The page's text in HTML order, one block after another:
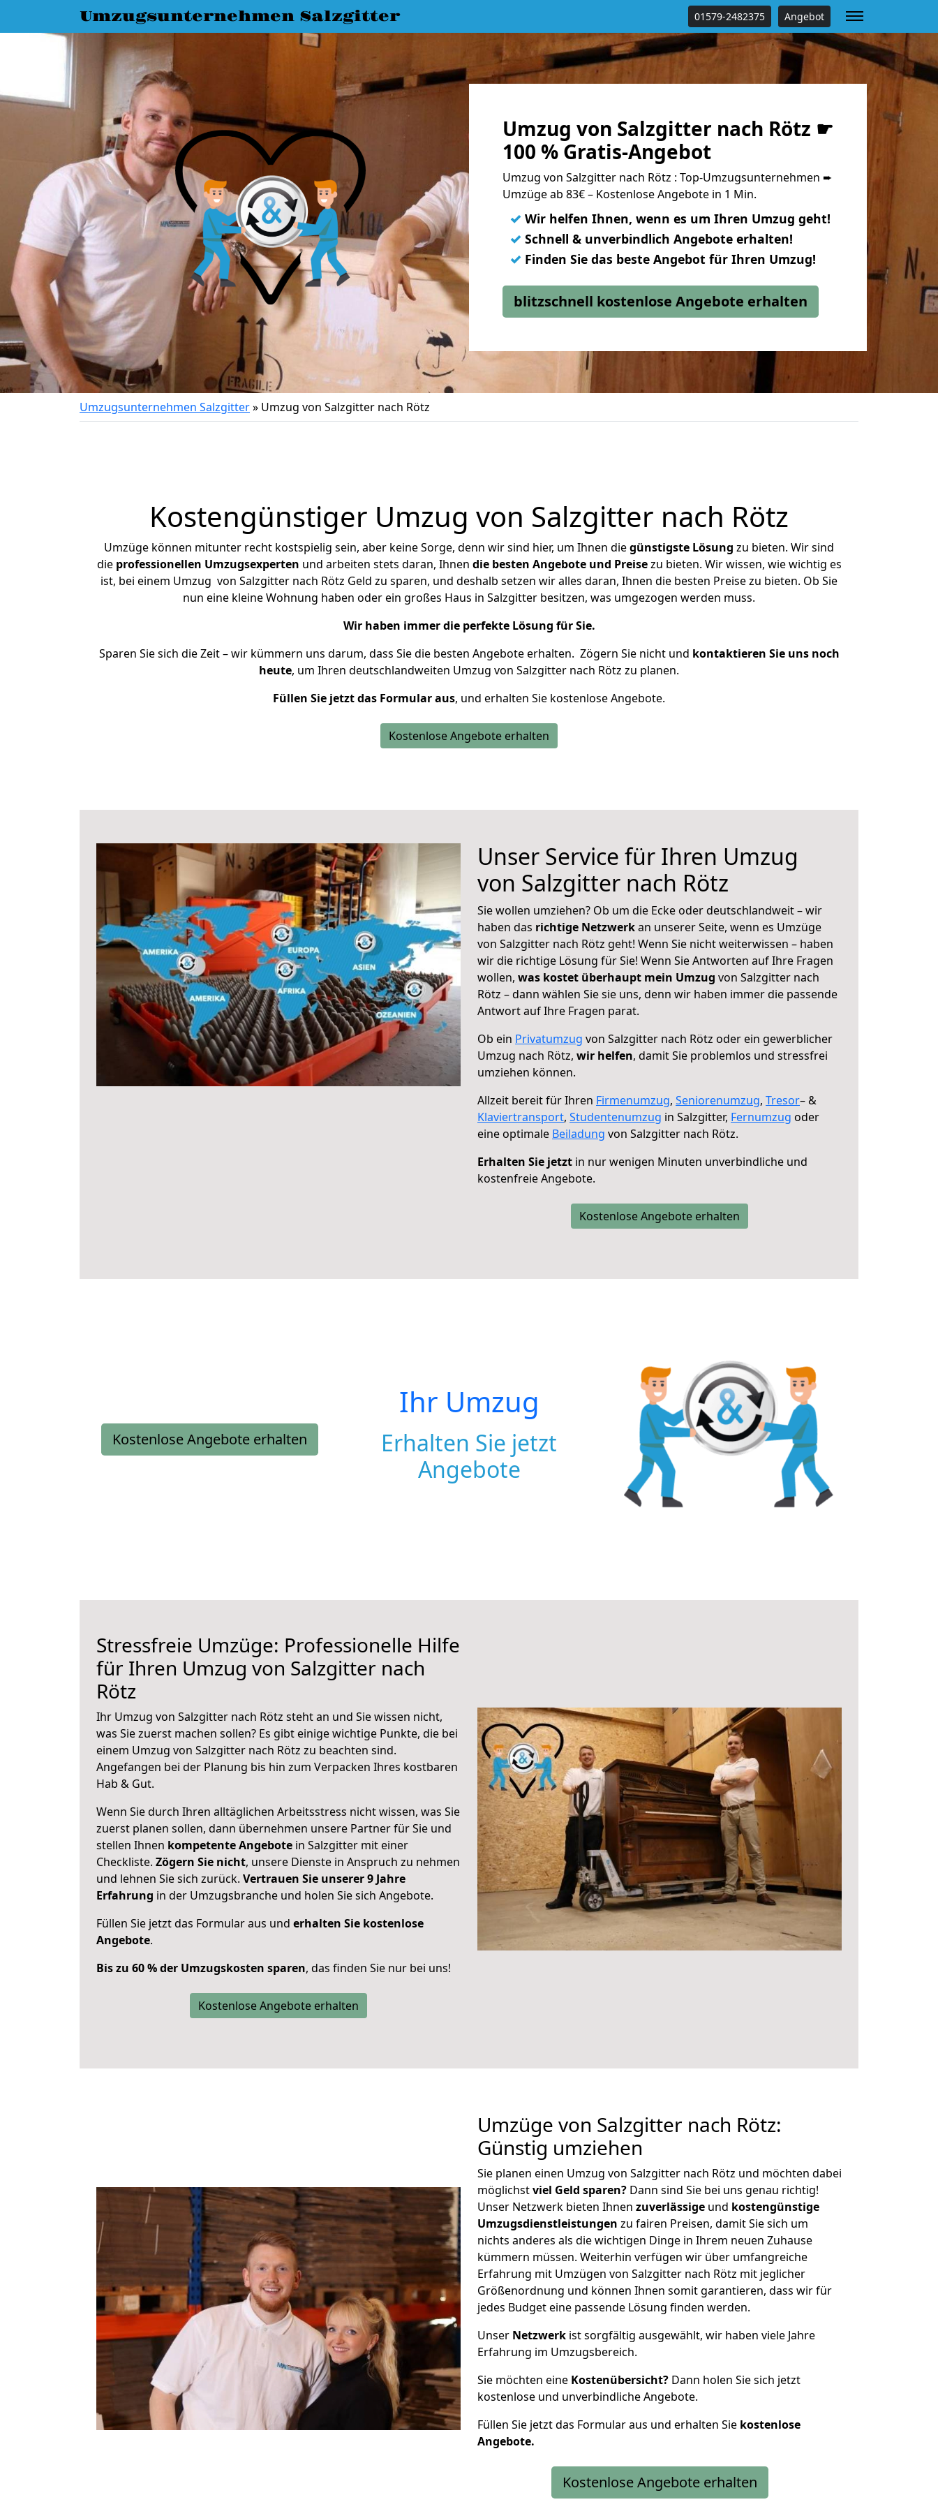
Umzugsunternehmen Salzgitter 01579-2482375 Angebot
Umzug von Salzgitter nach Rötz ☛
100 % Gratis-Angebot
Umzug von Salzgitter nach Rötz : Top-Umzugsunternehmen ➨
Umzüge ab 83€ – Kostenlose Angebote in 1 Min.
✓ Wir helfen Ihnen, wenn es um Ihren Umzug geht!
✓ Schnell & unverbindlich Angebote erhalten!
✓ Finden Sie das beste Angebot für Ihren Umzug!
blitzschnell kostenlose Angebote erhalten
Umzugsunternehmen Salzgitter» Umzug von Salzgitter nach Rötz
Kostengünstiger Umzug von Salzgitter nach Rötz
Umzüge können mitunter recht kostspielig sein, aber keine Sorge, denn wir sind hier, um Ihnen diegünstigste Lösung zu bieten. Wir sind
die professionellen Umzugsexperten und arbeiten stets daran, Ihnen die besten Angebote und Preisezu bieten. Wir wissen, wie wichtig es
ist, bei einem Umzug von Salzgitter nach Rötz Geld zu sparen, und deshalb setzen wir alles daran, Ihnen die besten Preise zu bieten. Ob Sie
nun eine kleine Wohnung haben oder ein großes Haus in Salzgitter besitzen, was umgezogen werden muss.
Wir haben immer die perfekte Lösung für Sie.
Sparen Sie sich die Zeit – wir kümmern uns darum, dass Sie die besten Angebote erhalten. Zögern Sie nicht und kontaktieren Sie uns noch
heute, um Ihren deutschlandweiten Umzug von Salzgitter nach Rötz zu planen.
Füllen Sie jetzt das Formular aus, und erhalten Sie kostenlose Angebote.
Kostenlose Angebote erhalten
Unser Service für Ihren Umzug
von Salzgitter nach Rötz
Sie wollen umziehen? Ob um die Ecke oder deutschlandweit – wir
haben das richtige Netzwerkan unserer Seite, wenn es Umzüge
von Salzgitter nach Rötz geht! Wenn Sie nicht weiterwissen – haben
wir die richtige Lösung für Sie! Wenn Sie Antworten auf Ihre Fragen
wollen, was kostet überhaupt mein Umzug von Salzgitter nach
Rötz – dann wählen Sie sie uns, denn wir haben immer die passende
Antwort auf Ihre Fragen parat.
Ob ein Privatumzug von Salzgitter nach Rötz oder ein gewerblicher
Umzug nach Rötz, wir helfen, damit Sie problemlos und stressfrei
umziehen können.
Allzeit bereit für Ihren Firmenumzug, Seniorenumzug, Tresor– &
Klaviertransport, Studentenumzug in Salzgitter, Fernumzug oder
eine optimale Beiladung von Salzgitter nach Rötz.
Erhalten Sie jetzt in nur wenigen Minuten unverbindliche und
kostenfreie Angebote.
Kostenlose Angebote erhalten
Kostenlose Angebote erhalten
Ihr Umzug
Erhalten Sie jetzt
Angebote
Stressfreie Umzüge: Professionelle Hilfe
für Ihren Umzug von Salzgitter nach
Rötz
Ihr Umzug von Salzgitter nach Rötz steht an und Sie wissen nicht,
was Sie zuerst machen sollen? Es gibt einige wichtige Punkte, die bei
einem Umzug von Salzgitter nach Rötz zu beachten sind.
Angefangen bei der Planung bis hin zum Verpacken Ihres kostbaren
Hab & Gut.
Wenn Sie durch Ihren alltäglichen Arbeitsstress nicht wissen, was Sie
zuerst planen sollen, dann übernehmen unsere Partner für Sie und
stellen Ihnen kompetente Angebote in Salzgitter mit einer
Checkliste. Zögern Sie nicht, unsere Dienste in Anspruch zu nehmen
und lehnen Sie sich zurück. Vertrauen Sie unserer 9 Jahre
Erfahrung in der Umzugsbranche und holen Sie sich Angebote.
Füllen Sie jetzt das Formular aus und erhalten Sie kostenlose
Angebote.
Bis zu 60 % der Umzugskosten sparen, das finden Sie nur bei uns!
Kostenlose Angebote erhalten
Umzüge von Salzgitter nach Rötz:
Günstig umziehen
Sie planen einen Umzug von Salzgitter nach Rötz und möchten dabei
möglichstviel Geld sparen? Dann sind Sie bei uns genau richtig!
Unser Netzwerk bieten Ihnen zuverlässige und kostengünstige
Umzugsdienstleistungen zu fairen Preisen, damit Sie sich um
nichts anderes als die wichtigen Dinge in Ihrem neuen Zuhause
kümmern müssen. Weiterhin verfügen wir über umfangreiche
Erfahrung mit Umzügen von Salzgitter nach Rötz mit jeglicher
Größenordnung und können Ihnen somit garantieren, dass wir für
jedes Budget eine passende Lösung finden werden.
Unser Netzwerk ist sorgfältig ausgewählt, wir haben viele Jahre
Erfahrung im Umzugsbereich.
Sie möchten eine Kostenübersicht? Dann holen Sie sich jetzt
kostenlose und unverbindliche Angebote.
Füllen Sie jetzt das Formular aus und erhalten Sie kostenlose
Angebote.
Kostenlose Angebote erhalten